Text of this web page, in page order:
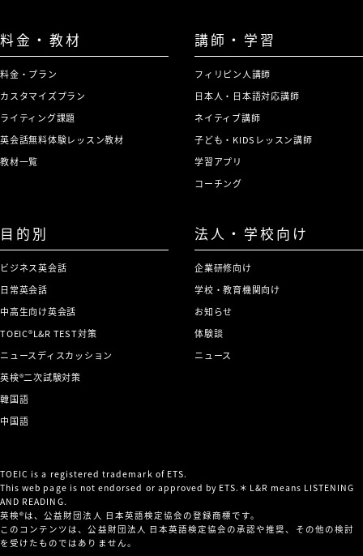
料金・教材
料金・プラン
カスタマイズプラン
ライティング課題
英会話無料体験レッスン教材
教材一覧
講師・学習
フィリピン人講師
日本人・日本語対応講師
ネイティブ講師
子ども・KIDSレッスン講師
学習アプリ
コーチング
目的別
ビジネス英会話
日常英会話
中高生向け英会話
TOEIC®L&R TEST対策
ニュースディスカッション
英検®二次試験対策
韓国語
中国語
法人・学校向け
企業研修向け
学校・教育機関向け
お知らせ
体験談
ニュース
TOEIC is a registered trademark of ETS.
This web page is not endorsed or approved by ETS.＊L&R means LISTENING
AND READING.
英検®は、公益財団法人 日本英語検定協会の登録商標です。
このコンテンツは、公益財団法人 日本英語検定協会の承認や推奨、その他の検討
を受けたものではありません。